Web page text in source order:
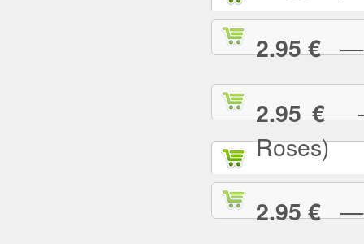
2.95 €—
2.95 €—
Roses)
2.95 €—